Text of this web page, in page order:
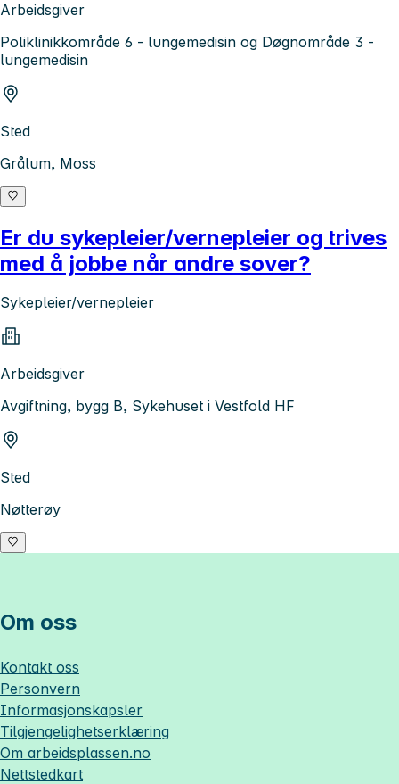
Arbeidsgiver
Poliklinikkområde 6 - lungemedisin og Døgnområde 3 -
lungemedisin
Sted
Grålum, Moss
Er du sykepleier/vernepleier og trives
med å jobbe når andre sover?
Sykepleier/vernepleier
Arbeidsgiver
Avgiftning, bygg B, Sykehuset i Vestfold HF
Sted
Nøtterøy
Om oss
Kontakt oss
Personvern
Informasjonskapsler
Tilgjengelighetserklæring
Om arbeidsplassen.no
Nettstedkart